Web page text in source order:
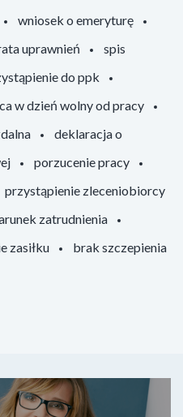
wniosek o emeryturę
uprawnień
spis
do ppk
w dzień wolny od pracy
deklaracja o
porzucenie pracy
przystąpienie zleceniobiorcy
zatrudnienia
zasiłku
brak szczepienia